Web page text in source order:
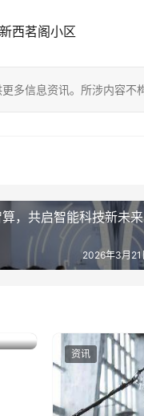
西茗阁小区
多信息资讯。所涉内容
，共启智能科技新未来
2026年3月21
样 资讯